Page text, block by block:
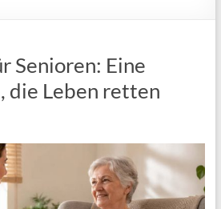
Senioren: Eine
die Leben retten